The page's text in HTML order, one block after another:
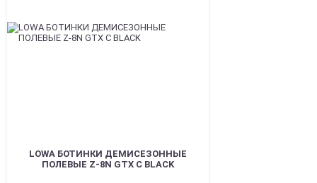
LOWA БОТИНКИ ДЕМИСЕЗОННЫЕ
ПОЛЕВЫЕ Z-8N GTX C BLACK